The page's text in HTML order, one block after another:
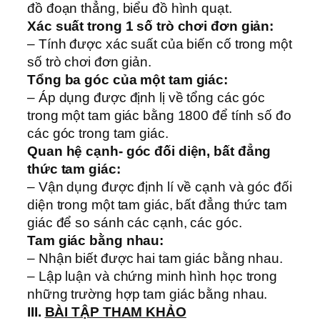
đồ đoạn thẳng, biểu đồ hình quạt.
Xác suất trong 1 số trò chơi đơn giản:
– Tính được xác suất của biến cố trong một
số trò chơi đơn giản.
Tổng ba góc của một tam giác:
– Áp dụng được định lị về tổng các góc
trong một tam giác bằng 1800 để tính số đo
các góc trong tam giác.
Quan hệ cạnh- góc đối diện, bất đẳng
thức tam giác:
– Vận dụng được định lí về cạnh và góc đối
diện trong một tam giác, bất đẳng thức tam
giác để so sánh các cạnh, các góc.
Tam giác bằng nhau:
– Nhận biết được hai tam giác bằng nhau.
– Lập luận và chứng minh hình học trong
những trường hợp tam giác bằng nhau.
III. BÀI TẬP THAM KHẢO